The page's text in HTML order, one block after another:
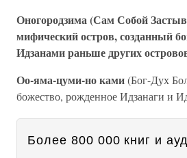
Оногородзима (Сам Собой
мифический остров, созданный
Идзанами раньше других
Оо-яма-цуми-но ками(Бог-Дух
божество, рожденное Идзанаги и
Более 800 000 книг и